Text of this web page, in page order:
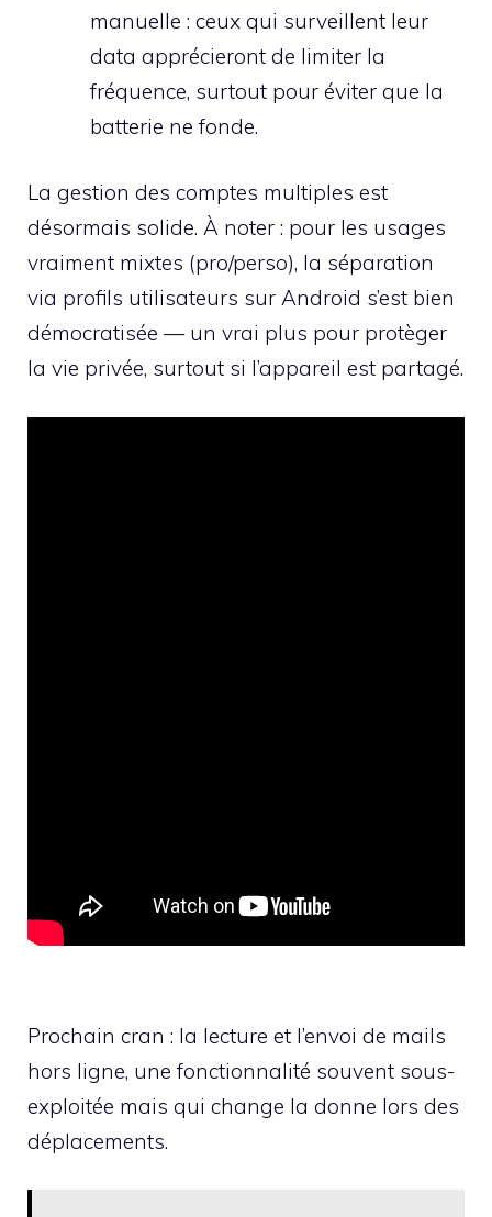
manuelle : ceux qui surveillent leur
data apprécieront de limiter la
fréquence, surtout pour éviter que la
batterie ne fonde.
La gestion des comptes multiples est
désormais solide. À noter : pour les usages
vraiment mixtes (pro/perso), la séparation
via profils utilisateurs sur Android s’est bien
démocratisée — un vrai plus pour protèger
la vie privée, surtout si l’appareil est partagé.
Prochain cran : la lecture et l’envoi de mails
hors ligne, une fonctionnalité souvent sous-
exploitée mais qui change la donne lors des
déplacements.